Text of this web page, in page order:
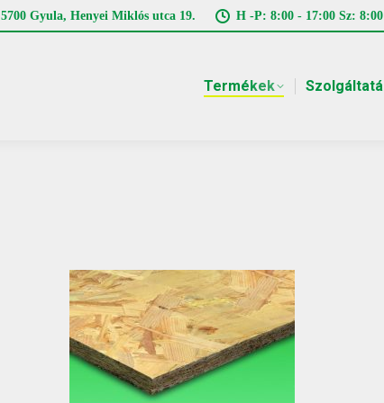
5700 Gyula, Henyei Miklós utca 19. H -P: 8:00 - 17:00 Sz:
Termékek